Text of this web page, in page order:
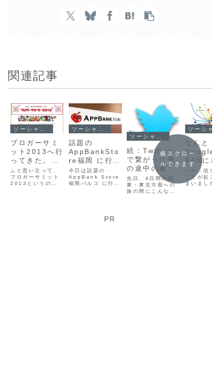
関連記事
ブロガーサミ
ット2013へ行
ってきた。ブ
ロガーが一堂
に1000人集ま
るとかなんか
ふと思い立って、
ブロガーサミット
2013というのに
話題の
AppBankSto
re福岡 に行っ
たら
@appBANk
さんがさりげ
今日は話題の
AppBank Store
福岡パルコ に行っ
続：Twitter
で繋がった旅
の途中の素敵
な出会い in
東京
先日、4日間の関
東・東北方面への
旅の間にこんなエ
なんと
BANにな
た…。ま
の人柱記
いや…信じ
ことが起こ
まいました
横スクロー
ルできます
PR